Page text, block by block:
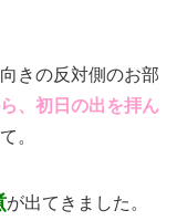
きの反対側のお部
、初日の出を拝ん
。
が出てきました。